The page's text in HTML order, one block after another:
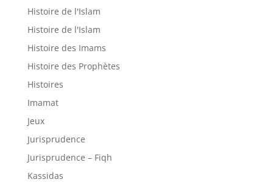
Histoire de l'Islam
Histoire de l'Islam
Histoire des Imams
Histoire des Prophètes
Histoires
Imamat
Jeux
Jurisprudence
Jurisprudence – Fiqh
Kassidas